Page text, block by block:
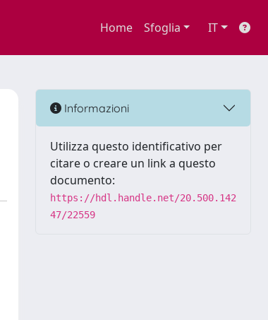
Home Sfoglia IT
Informazioni
Utilizza questo identificativo per
citare o creare un link a questo
documento:
https://hdl.handle.net/20.500.142
47/22559